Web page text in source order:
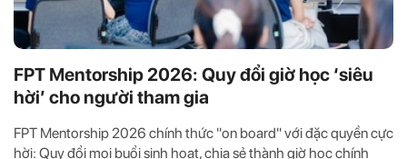
FPT Mentorship 2026: Quy đổi giờ học ‘siêu
hời’ cho người tham gia
FPT Mentorship 2026 chính thức "on board" với đặc quyền cực
hời: Quy đổi mọi buổi sinh hoạt, chia sẻ thành giờ học chính